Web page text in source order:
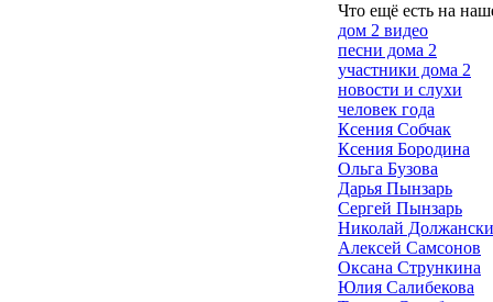
Что ещё есть на
дом 2 видео
песни дома 2
участники дома 2
новости и слухи
человек года
Ксения Собчак
Ксения Бородина
Ольга Бузова
Дарья Пынзарь
Сергей Пынзарь
Николай
Алексей Самсонов
Оксана Стрункина
Юлия Салибекова